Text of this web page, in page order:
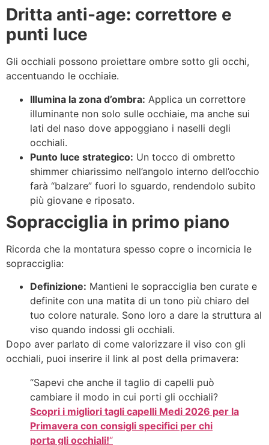
Dritta anti-age: correttore e
punti luce
Gli occhiali possono proiettare ombre sotto gli occhi,
accentuando le occhiaie.
Illumina la zona d’ombra: Applica un correttore
illuminante non solo sulle occhiaie, ma anche sui
lati del naso dove appoggiano i naselli degli
occhiali.
Punto luce strategico: Un tocco di ombretto
shimmer chiarissimo nell’angolo interno dell’occhio
farà “balzare” fuori lo sguardo, rendendolo subito
più giovane e riposato.
Sopracciglia in primo piano
Ricorda che la montatura spesso copre o incornicia le
sopracciglia:
Definizione: Mantieni le sopracciglia ben curate e
definite con una matita di un tono più chiaro del
tuo colore naturale. Sono loro a dare la struttura al
viso quando indossi gli occhiali.
Dopo aver parlato di come valorizzare il viso con gli
occhiali, puoi inserire il link al post della primavera:
“Sapevi che anche il taglio di capelli può
cambiare il modo in cui porti gli occhiali?
Scopri i migliori tagli capelli Medi 2026 per la
Primavera con consigli specifici per chi
porta gli occhiali!“